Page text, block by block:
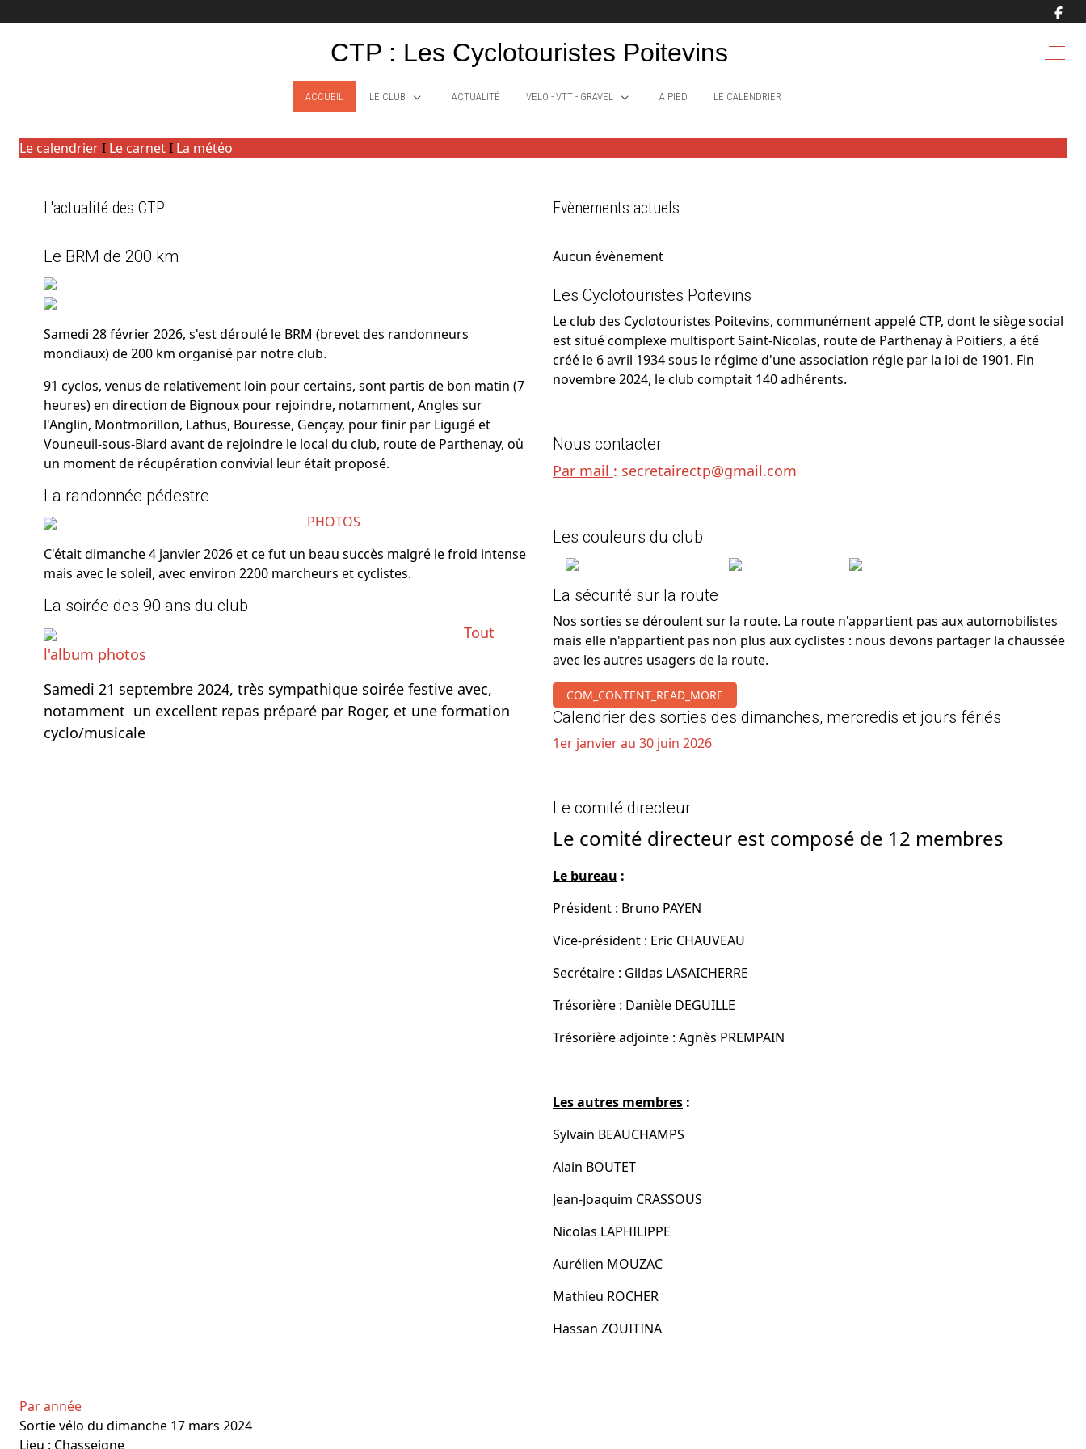
CTP : Les Cyclotouristes Poitevins Off-
ACCUEIL LE CLUB ACTUALITÉ VELO - VTT - GRAVEL A PIED LE CALENDRIER
Le calendrierI Le carnetI La météo
L'actualité des CTP
Le BRM de 200 km
Samedi 28 février 2026, s'est déroulé le BRM (brevet des randonneurs
mondiaux) de 200 km organisé par notre club.
91 cyclos, venus de relativement loin pour certains, sont partis de bon matin (7
heures) en direction de Bignoux pour rejoindre, notamment, Angles sur
l'Anglin, Montmorillon, Lathus, Bouresse, Gençay, pour finir par Ligugé et
Vouneuil-sous-Biard avant de rejoindre le local du club, route de Parthenay, où
un moment de récupération convivial leur était proposé.
La randonnée pédestre
PHOTOS
C'était dimanche 4 janvier 2026 et ce fut un beau succès malgré le froid intense
mais avec le soleil, avec environ 2200 marcheurs et cyclistes.
La soirée des 90 ans du club
Tout
l'album photos
Samedi 21 septembre 2024, très sympathique soirée festive avec,
notamment un excellent repas préparé par Roger, et une formation
cyclo/musicale
Evènements actuels
Aucun évènement
Les Cyclotouristes Poitevins
Le club des Cyclotouristes Poitevins, communément appelé CTP, dont le siège social
est situé complexe multisport Saint-Nicolas, route de Parthenay à Poitiers, a été
créé le 6 avril 1934 sous le régime d'une association régie par la loi de 1901. Fin
novembre 2024, le club comptait 140 adhérents.
Nous contacter
Par mail : secretairectp@gmail.com
Les couleurs du club
La sécurité sur la route
Nos sorties se déroulent sur la route. La route n'appartient pas aux automobilistes
mais elle n'appartient pas non plus aux cyclistes : nous devons partager la chaussée
avec les autres usagers de la route.
COM_CONTENT_READ_MORE
Calendrier des sorties des dimanches, mercredis et jours fériés
1er janvier au 30 juin 2026
Le comité directeur
Le comité directeur est composé de 12 membres
Le bureau :
Président : Bruno PAYEN
Vice-président : Eric CHAUVEAU
Secrétaire : Gildas LASAICHERRE
Trésorière : Danièle DEGUILLE
Trésorière adjointe : Agnès PREMPAIN
Les autres membres :
Sylvain BEAUCHAMPS
Alain BOUTET
Jean-Joaquim CRASSOUS
Nicolas LAPHILIPPE
Aurélien MOUZAC
Mathieu ROCHER
Hassan ZOUITINA
Par année
Sortie vélo du dimanche 17 mars 2024
Lieu : Chasseigne